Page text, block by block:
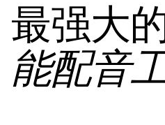
最强大
能配音